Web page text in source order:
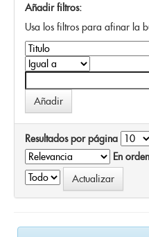
Añadir filtros:
Usa los filtros para afinar la
Resultados por página
En orden